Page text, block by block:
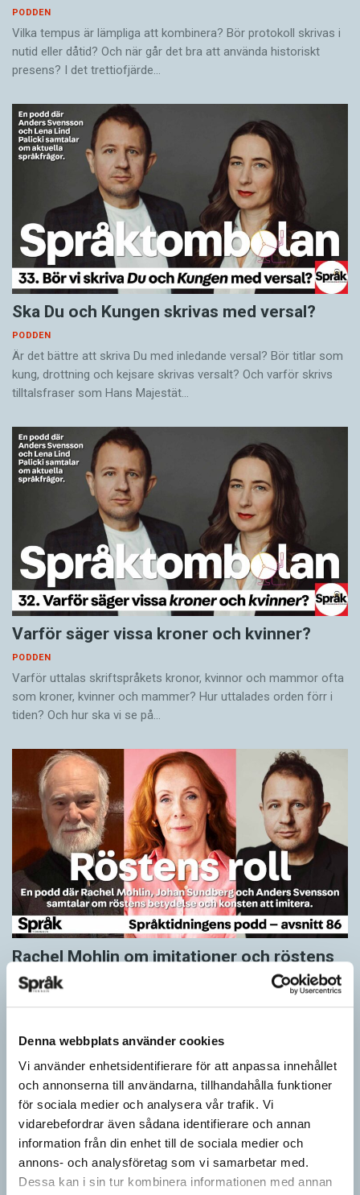
Denna webbplats använder cookies
Vi använder enhetsidentifierare för att anpassa innehållet
och annonserna till användarna, tillhandahålla funktioner
för sociala medier och analysera vår trafik. Vi
vidarebefordrar även sådana identifierare och annan
information från din enhet till de sociala medier och
annons- och analysföretag som vi samarbetar med.
Dessa kan i sin tur kombinera informationen med annan
PODDEN
Vilka tempus är lämpliga att kombinera? Bör protokoll skrivas i
nutid eller dåtid? Och när går det bra att använda historiskt
presens? I det trettiofjärde…
Ska Du och Kungen skrivas med versal?
PODDEN
Är det bättre att skriva Du med inledande versal? Bör titlar som
kung, drottning och kejsare skrivas versalt? Och varför skrivs
tilltalsfraser som Hans Majestät…
Varför säger vissa kroner och kvinner?
PODDEN
Varför uttalas skriftspråkets kronor, kvinnor och mammor ofta
som kroner, kvinner och mammer? Hur uttalades orden förr i
tiden? Och hur ska vi se på…
Rachel Mohlin om imitationer och röstens
roll
Anka, Gunnar Strömmer och Liza Marklund? Vad är det som
behövs för att en imitation…